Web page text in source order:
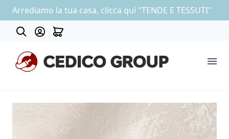
Arrediamo la tua casa, clicca quì "TENDE E TESSUTI"
COLLEZIONE CARTA DA PARATI